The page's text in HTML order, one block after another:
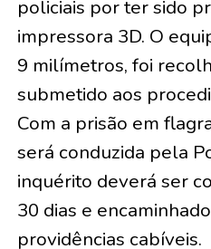
policiais por ter sido
impressora 3D. O
9 milímetros, foi
submetido aos
Com a prisão em
será conduzida pela
inquérito deverá ser
30 dias e
providências cabíveis.